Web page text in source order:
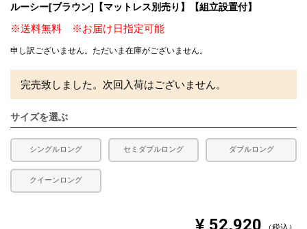
ルーシー[ブラウン]【マットレス別売り】【組立設置付】
※送料無料 ※お届け日指定可能
申し訳ございません。ただいま在庫がございません。
完売致しました。次回入荷はございません。
サイズを選ぶ
シングルロング セミダブルロング ダブルロング
クイーンロング
¥ 52,920